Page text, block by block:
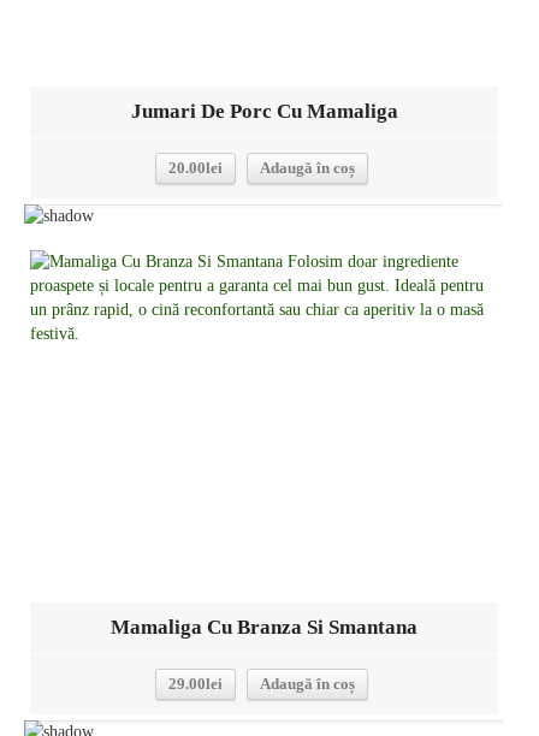
Jumari De Porc Cu Mamaliga
20.00lei Adaugă în coș
Detalii
Mamaliga Cu Branza Si Smantana
29.00lei Adaugă în coș